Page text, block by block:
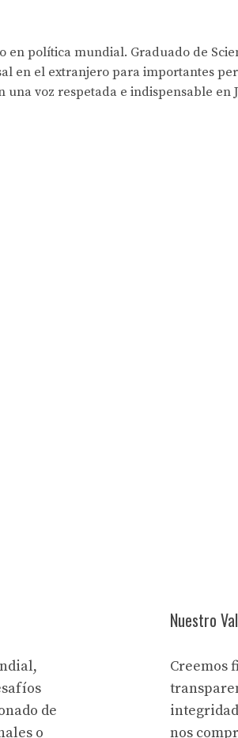
en política mundial. Graduado de
en el extranjero para importantes
voz respetada e indispensable en
de
o
Nuestro
Creemos
nos